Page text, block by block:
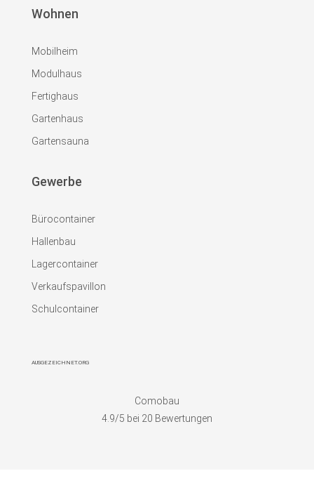
Wohnen
Mobilheim
Modulhaus
Fertighaus
Gartenhaus
Gartensauna
Gewerbe
Bürocontainer
Hallenbau
Lagercontainer
Verkaufspavillon
Schulcontainer
AUSGEZEICHNET.ORG
Comobau
4.9/5 bei 20 Bewertungen